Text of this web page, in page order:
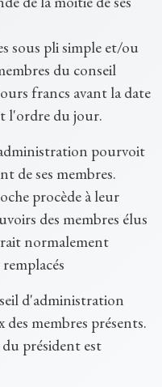
sous pli simple et/ou
du conseil
francs avant la date
l'ordre du jour.
pourvoit
de ses membres.
procède à leur
des membres élus
normalement
d'administration
des membres présents.
du président est